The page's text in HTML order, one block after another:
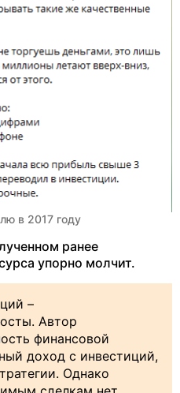
в 2017 году
ранее
упорно молчит.
–
Автор
финансовой
доход с инвестиций,
Однако